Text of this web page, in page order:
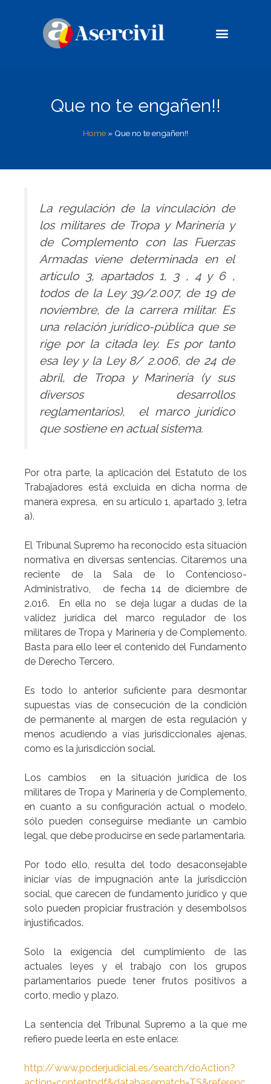
Que no te engañen!!
Home » Que no te engañen!!
La regulación de la vinculación de
los militares de Tropa y Marinería y
de Complemento con las Fuerzas
Armadas viene determinada en el
artículo 3, apartados 1, 3 , 4 y 6 ,
todos de la Ley 39/2.007, de 19 de
noviembre, de la carrera militar. Es
una relación jurídico-pública que se
rige por la citada ley. Es por tanto
esa ley y la Ley 8/ 2.006, de 24 de
abril, de Tropa y Marinería (y sus
diversos desarrollos
reglamentarios), el marco jurídico
que sostiene en actual sistema.
Por otra parte, la aplicación del Estatuto de los
Trabajadores está excluida en dicha norma de
manera expresa, en su artículo 1, apartado 3, letra
a).
El Tribunal Supremo ha reconocido esta situación
normativa en diversas sentencias. Citaremos una
reciente de la Sala de lo Contencioso-
Administrativo, de fecha 14 de diciembre de
2.016. En ella no se deja lugar a dudas de la
validez jurídica del marco regulador de los
militares de Tropa y Marinería y de Complemento.
Basta para ello leer el contenido del Fundamento
de Derecho Tercero.
Es todo lo anterior suficiente para desmontar
supuestas vías de consecución de la condición
de permanente al margen de esta regulación y
menos acudiendo a vías jurisdiccionales ajenas,
como es la jurisdicción social.
Los cambios en la situación jurídica de los
militares de Tropa y Marinería y de Complemento,
en cuanto a su configuración actual o modelo,
sólo pueden conseguirse mediante un cambio
legal, que debe producirse en sede parlamentaria.
Por todo ello, resulta del todo desaconsejable
iniciar vías de impugnación ante la jurisdicción
social, que carecen de fundamento jurídico y que
solo pueden propiciar frustración y desembolsos
injustificados.
Solo la exigencia del cumplimiento de las
actuales leyes y el trabajo con los grupos
parlamentarios puede tener frutos positivos a
corto, medio y plazo.
La sentencia del Tribunal Supremo a la que me
refiero puede leerla en este enlace:
http://www.poderjudicial.es/search/doAction?